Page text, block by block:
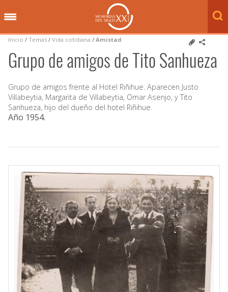
Inicio / Temas / Vida cotidiana / Amistad
Grupo de amigos de Tito Sanhueza
Grupo de amigos frente al Hotel Riñihue. Aparecen Justo
Villabeytia, Margarita de Villabeytia, Omar Asenjo, y Tito
Sanhueza, hijo del dueño del hotel Riñihue.
Año 1954.